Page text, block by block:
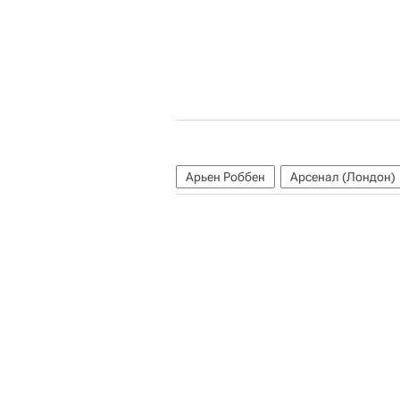
Арьен Роббен Арсенал (Лондон)